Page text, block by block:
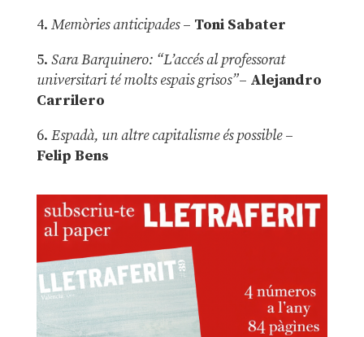
4. Memòries anticipades– Toni Sabater
5. Sara Barquinero: “L’accés al professorat
universitari té molts espais grisos”– Alejandro
Carrilero
6. Espadà, un altre capitalisme és possible –
Felip Bens